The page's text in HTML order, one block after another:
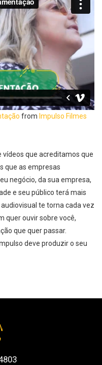
from Impulso Filmes
vídeos que acreditamos que
que as empresas
negócio, da sua empresa,
e seu público terá mais
te torna cada vez
quer ouvir sobre você,
que quer passar.
deve produzir o seu